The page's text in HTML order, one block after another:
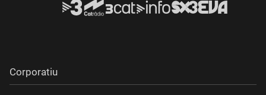
Corporatiu